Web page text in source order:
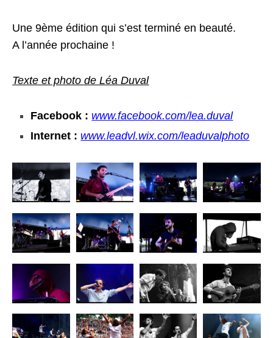
Une 9ème édition qui s’est terminé en beauté.
A l’année prochaine !
Texte et photo de Léa Duval
Facebook : www.facebook.com/lea.duval
Internet : www.leadvl.wix.com/leaduvalphoto